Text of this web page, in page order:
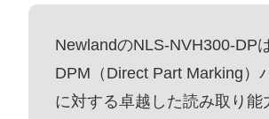
NewlandのNLS-NVH300-DPは
DPM（Direct Part Marking）
に対する卓越した読み取り能